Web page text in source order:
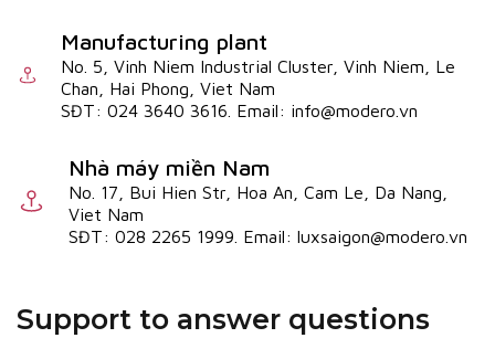
Manufacturing plant
No. 5, Vinh Niem Industrial Cluster, Vinh Niem, Le
Chan, Hai Phong, Viet Nam
SĐT: 024 3640 3616. Email: info@modero.vn
Nhà máy miền Nam
No. 17, Bui Hien Str, Hoa An, Cam Le, Da Nang,
Viet Nam
SĐT: 028 2265 1999. Email: luxsaigon@modero.vn
Support to answer questions